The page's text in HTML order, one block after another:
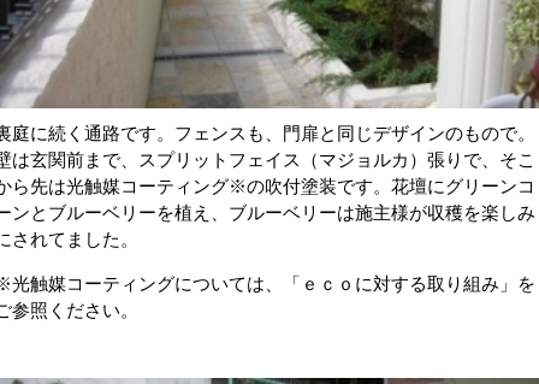
庭に続く通路です。フェンスも、門扉と同じデザインのもので。
は玄関前まで、スプリットフェイス（マジョルカ）張りで、そこ
ら先は光触媒コーティング※の吹付塗装です。花壇にグリーンコ
ンとブルーベリーを植え、ブルーベリーは施主様が収穫を楽しみ
されてました。
光触媒コーティングについては、「ｅｃｏに対する取り組み」を
参照ください。